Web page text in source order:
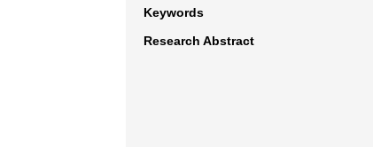
Keywords
Research Abstract